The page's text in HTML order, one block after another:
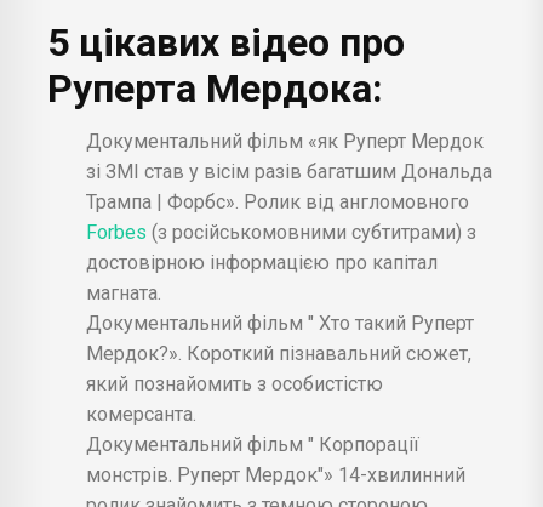
Леонид Новоселов
Руперт Мердок, создатель... - Euronews по-
русски
5 цікавих відео про
Руперта Мердока:
Документальний фільм «як Руперт Мердок
зі ЗМІ став у вісім разів багатшим Дональда
Трампа | Форбс». Ролик від англомовного
Forbes (з російськомовними субтитрами) з
достовірною інформацією про капітал
магната.
Документальний фільм " Хто такий Руперт
Мердок?». Короткий пізнавальний сюжет,
який познайомить з особистістю
комерсанта.
Документальний фільм " Корпорації
монстрів. Руперт Мердок"» 14-хвилинний